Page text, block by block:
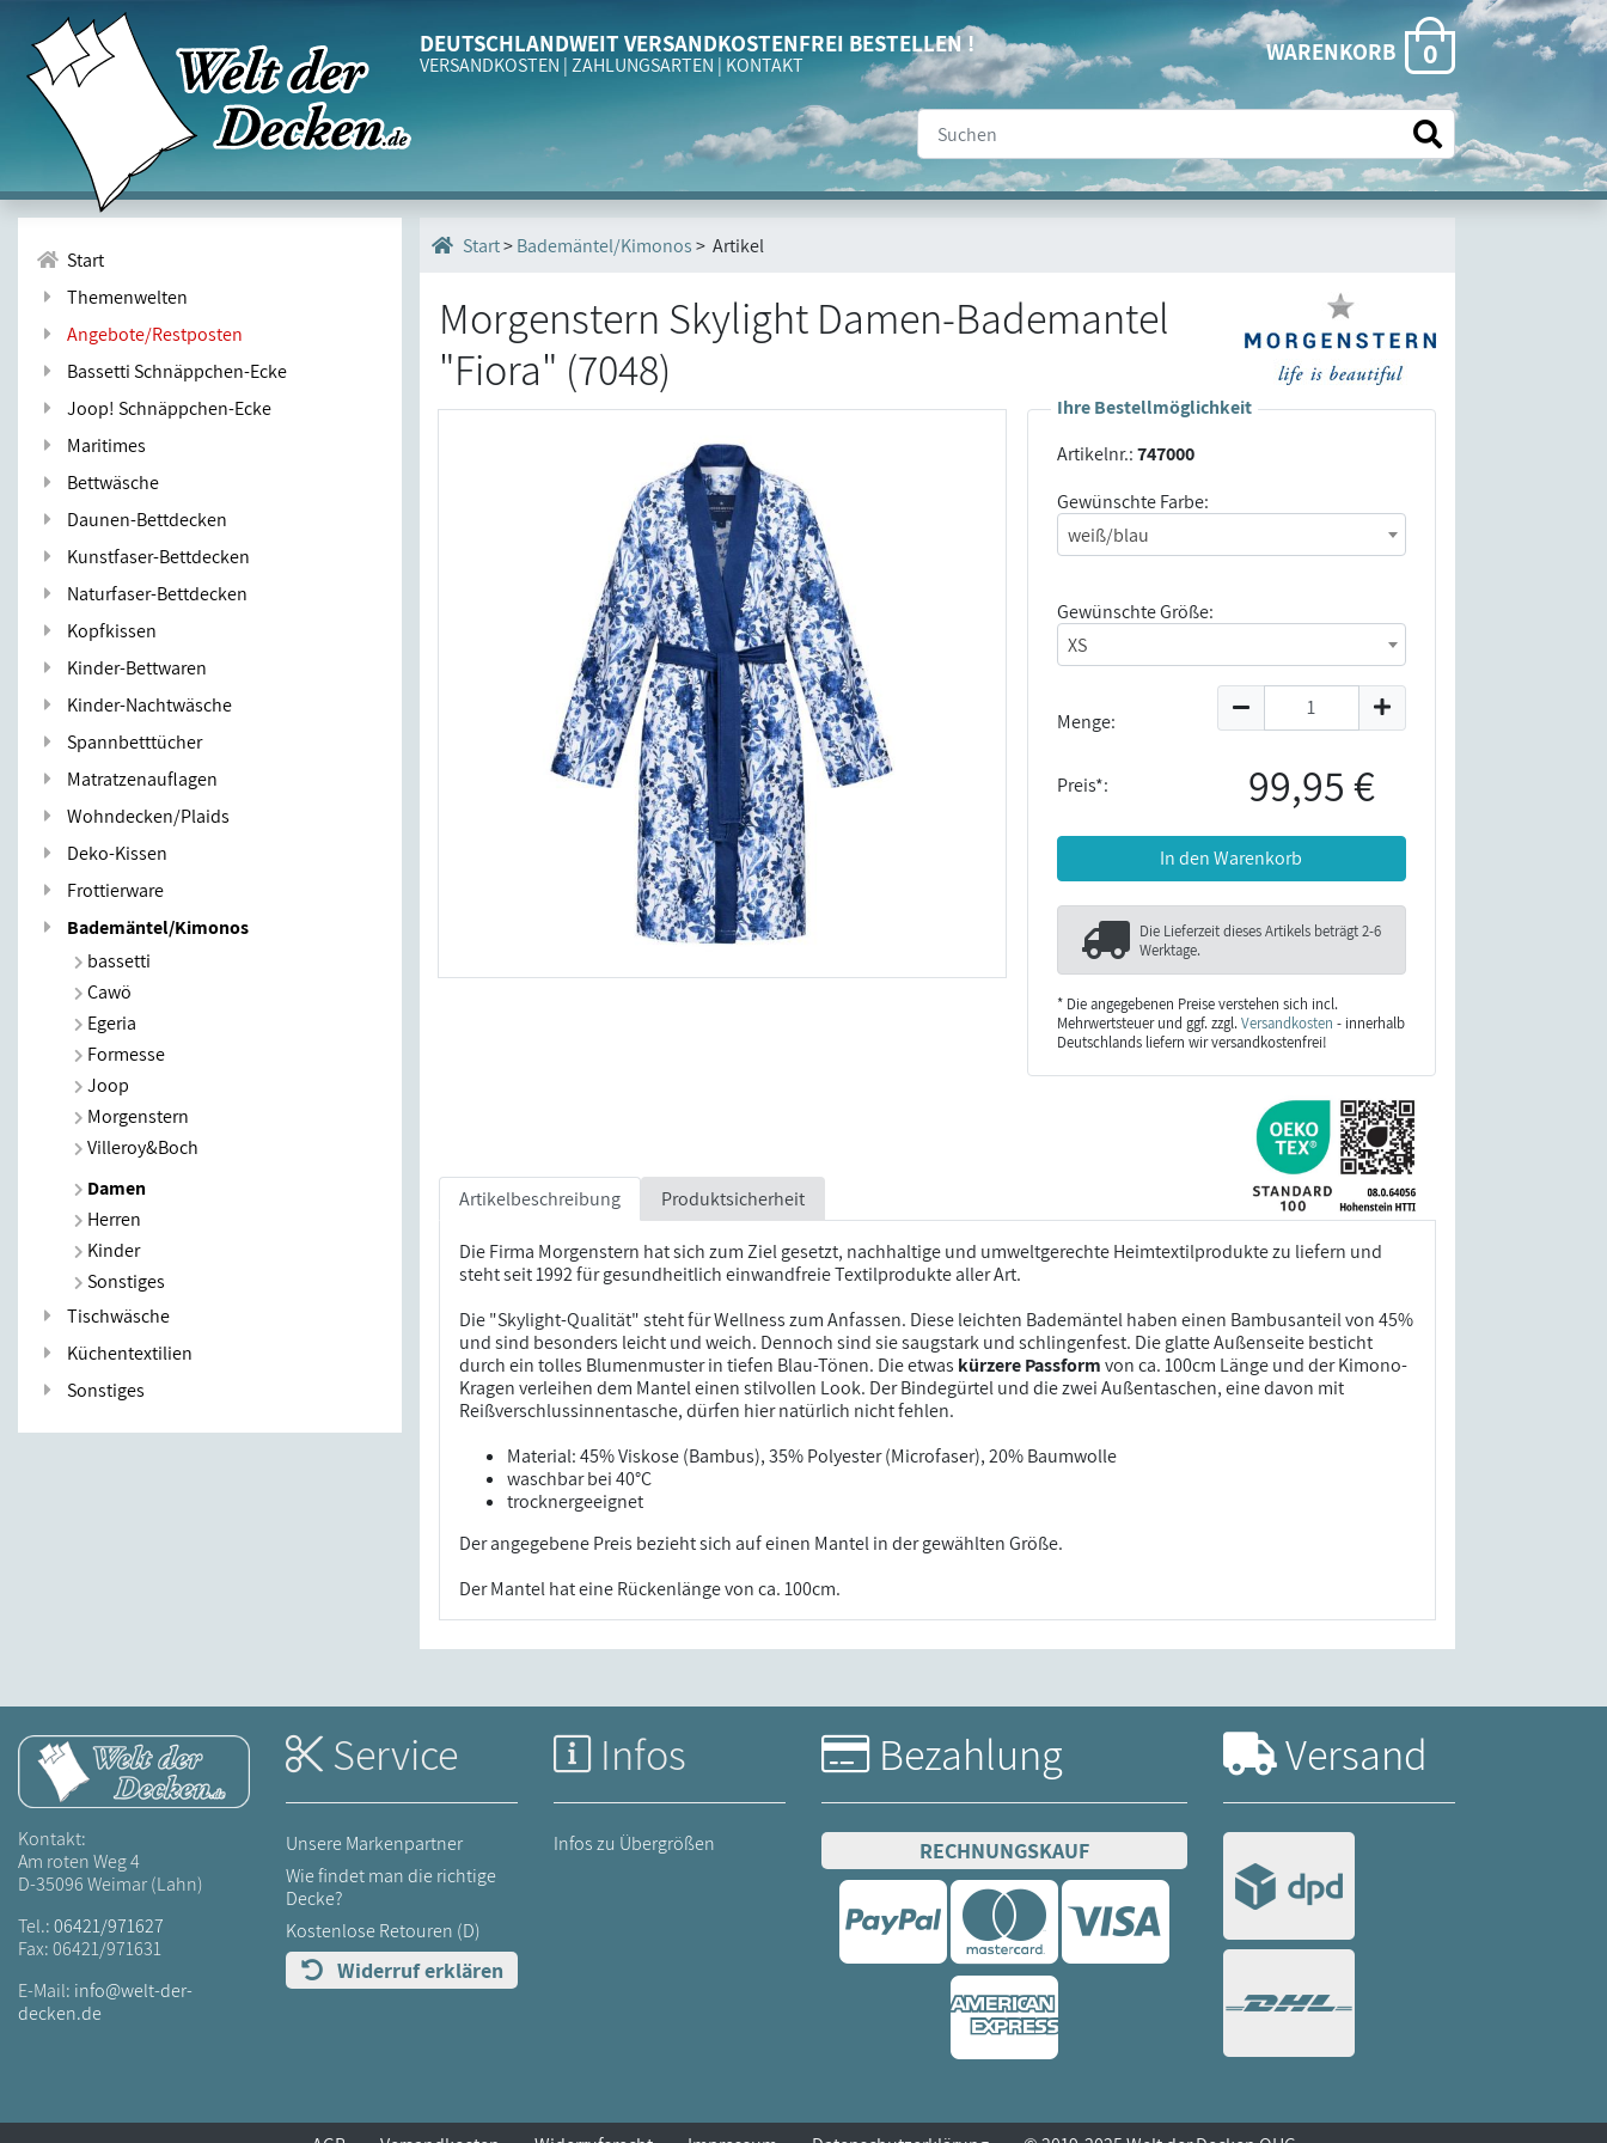
WARENKORB 0
DEUTSCHLANDWEIT VERSANDKOSTENFREI BESTELLEN !
VERSANDKOSTEN |ZAHLUNGSARTEN | KONTAKT
Start
Themenwelten
Angebote/Restposten
Bassetti Schnäppchen-Ecke
Joop! Schnäppchen-Ecke
Maritimes
Bettwäsche
Daunen-Bettdecken
Kunstfaser-Bettdecken
Naturfaser-Bettdecken
Kopfkissen
Kinder-Bettwaren
Kinder-Nachtwäsche
Spannbetttücher
Matratzenauflagen
Wohndecken/Plaids
Deko-Kissen
Frottierware
Bademäntel/Kimonos
bassetti
Cawö
Egeria
Formesse
Joop
Morgenstern
Villeroy&Boch
Damen
Herren
Kinder
Sonstiges
Tischwäsche
Küchentextilien
Sonstiges
Start>Bademäntel/Kimonos> Artikel
Morgenstern Skylight Damen-Bademantel
"Fiora" (7048)
Ihre Bestellmöglichkeit
Artikelnr.:747000
Gewünschte Farbe:
weiß/blau
Gewünschte Größe:
XS
Menge:
Preis*: 99,95 €
In den Warenkorb
Die Lieferzeit dieses Artikels beträgt2-6
Werktage.
* Die angegebenen Preise verstehen sich incl.
Mehrwertsteuer und ggf. zzgl.Versandkosten - innerhalb
Deutschlands liefern wir versandkostenfrei!
Artikelbeschreibung Produktsicherheit
Die Firma Morgenstern hat sich zum Ziel gesetzt, nachhaltige und umweltgerechte Heimtextilprodukte zu liefern und
steht seit 1992 für gesundheitlich einwandfreie Textilprodukte aller Art.
Die "Skylight-Qualität" steht für Wellness zum Anfassen. Diese leichten Bademäntel haben einen Bambusanteil von 45%
und sind besonders leicht und weich. Dennoch sind sie saugstark und schlingenfest. Die glatte Außenseite besticht
durch ein tolles Blumenmuster in tiefen Blau-Tönen. Die etwas kürzere Passformvon ca. 100cm Länge und der Kimono-
Kragen verleihen dem Mantel einen stilvollen Look. Der Bindegürtel und die zwei Außentaschen, eine davon mit
Reißverschlussinnentasche, dürfen hier natürlich nicht fehlen.
Material: 45% Viskose (Bambus), 35% Polyester (Microfaser), 20% Baumwolle
waschbar bei 40°C
trocknergeeignet
Der angegebene Preis bezieht sich auf einen Mantel in der gewählten Größe.
Der Mantel hat eine Rückenlänge von ca. 100cm.
Kontakt:
Am roten Weg 4
D-35096 Weimar (Lahn)
Tel.:06421/971627
Fax: 06421/971631
E-Mail: info@welt-der-
decken.de
Service
Unsere Markenpartner
Wie findet man die richtige
Decke?
Kostenlose Retouren (D)
Widerruf erklären
Infos
Infos zu Übergrößen
Bezahlung
RECHNUNGSKAUF
Versand